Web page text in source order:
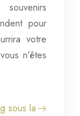
pour
votre
n’êtes
sous la